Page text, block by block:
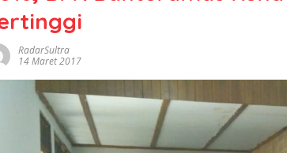
RadarSultra
14 Maret 2017